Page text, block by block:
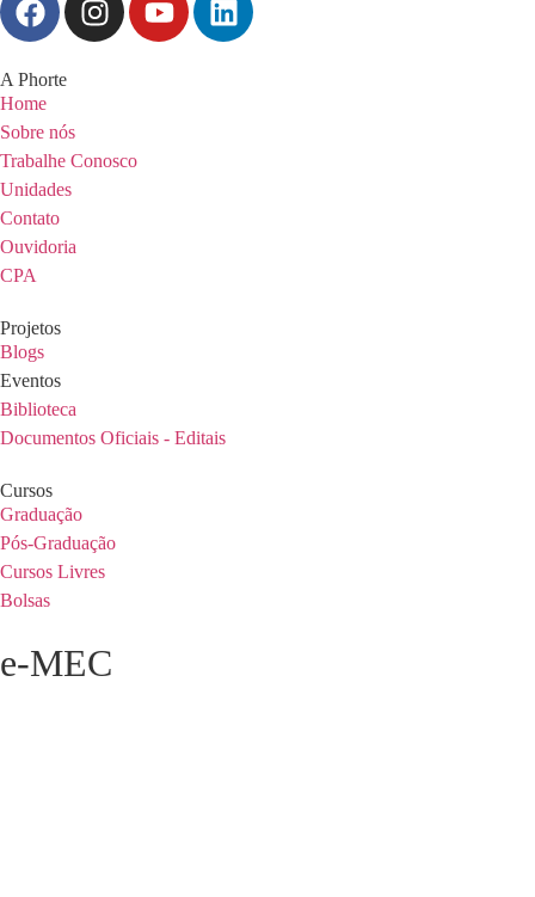
A Phorte
Home
Sobre nós
Trabalhe Conosco
Unidades
Contato
Ouvidoria
CPA
Projetos
Blogs
Eventos
Biblioteca
Documentos Oficiais - Editais
Cursos
Graduação
Pós-Graduação
Cursos Livres
Bolsas
e-MEC